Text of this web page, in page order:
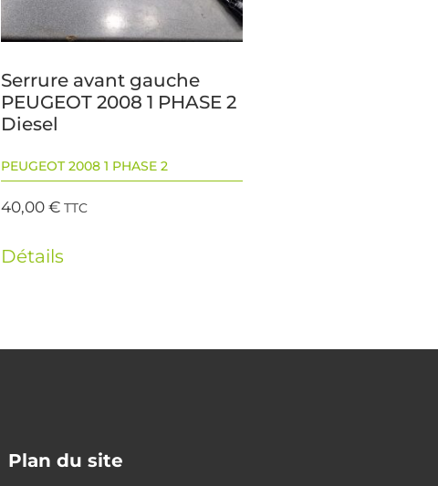
Serrure avant gauche
PEUGEOT 2008 1 PHASE 2
Diesel
PEUGEOT 2008 1 PHASE 2
40,00€ TTC
Détails
Plan du site